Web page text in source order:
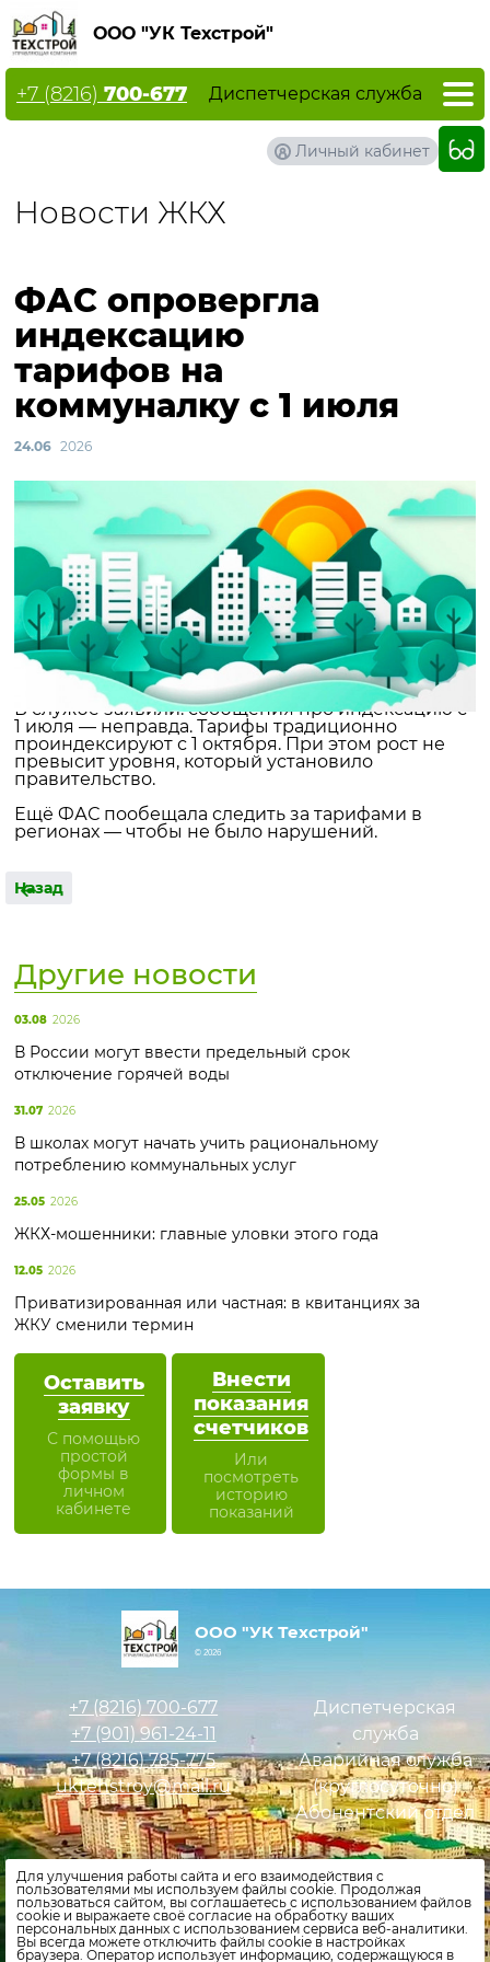
ООО "УК Техстрой"
+7 (8216) 700-677 Диспетчерская служба
Личный кабинет
Новости ЖКХ
ФАС опровергла
индексацию
тарифов на
коммуналку с 1 июля
24.06 2026
В службе заявили: сообщения про индексацию с
1 июля — неправда. Тарифы традиционно
проиндексируют с 1 октября. При этом рост не
превысит уровня, который установило
правительство.
Ещё ФАС пообещала следить за тарифами в
регионах — чтобы не было нарушений.
Назад
Оставить
заявку
С помощью
простой
формы в
личном
кабинете
Внести
показания
счетчиков
Или
посмотреть
историю
показаний
Другие новости
03.08 2026
В России могут ввести предельный срок
отключение горячей воды
31.07 2026
В школах могут начать учить рациональному
потреблению коммунальных услуг
25.05 2026
ЖКХ-мошенники: главные уловки этого года
12.05 2026
Приватизированная или частная: в квитанциях за
ЖКУ сменили термин
ООО "УК Техстрой"
© 2026
+7 (8216)700-677
+7 (901)961-24-11
+7 (8216)785-775
uktehstroy@mail.ru
Диспетчерская
служба
Аварийная служба
(круглосуточно)
Абонентский отдел
Оставить заявку
Внести показания счетчиков
Политика конфиденциальности
Для улучшения работы сайта и его взаимодействия с
пользователями мы используем файлы cookie. Продолжая
пользоваться сайтом, вы соглашаетесь с использованием файлов
cookie и выражаете своё согласие на обработку ваших
персональных данных с использованием сервиса веб-аналитики.
Вы всегда можете отключить файлы cookie в настройках
браузера. Оператор использует информацию, содержащуюся в